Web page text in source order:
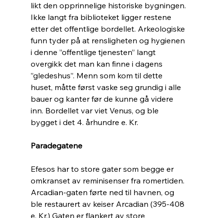
likt den opprinnelige historiske bygningen.
Ikke langt fra biblioteket ligger restene
etter det offentlige bordellet. Arkeologiske
funn tyder på at rensligheten og hygienen
i denne ”offentlige tjenesten” langt
overgikk det man kan finne i dagens
”gledeshus”. Menn som kom til dette
huset, måtte først vaske seg grundig i alle
bauer og kanter før de kunne gå videre
inn. Bordellet var viet Venus, og ble
bygget i det 4. århundre e. Kr.
Paradegatene
Efesos har to store gater som begge er
omkranset av reminisenser fra romertiden.
Arcadian-gaten førte ned til havnen, og
ble restaurert av keiser Arcadian (395-408
e. Kr.) Gaten er flankert av store